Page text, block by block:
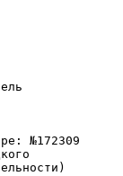
№172309